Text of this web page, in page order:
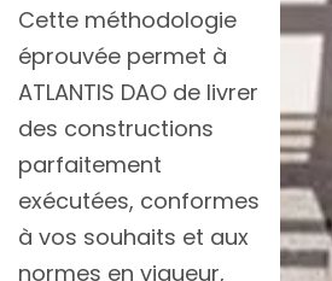
Cette méthodologie
éprouvée permet à
ATLANTIS DAO de livrer
des constructions
parfaitement
exécutées, conformes
à vos souhaits et aux
normes en vigueur,